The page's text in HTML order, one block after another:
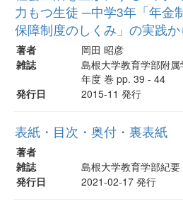
力もつ生徒 ─中学3年「年金
保障制度のしくみ」の実践
著者
岡田 昭彦
雑誌
島根大学教育学部附
年度 巻 pp. 39 - 44
発行日
2015-11 発行
表紙・目次・奥付・裏表紙
著者
雑誌
島根大学教育学部紀要
発行日
2021-02-17 発行